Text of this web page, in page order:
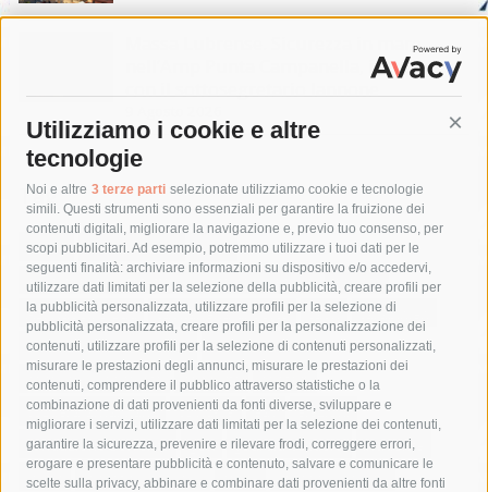
Utilizziamo i cookie e altre
tecnologie
Noi e altre 3 terze parti selezionate utilizziamo cookie e tecnologie
simili. Questi strumenti sono essenziali per garantire la fruizione dei
contenuti digitali, migliorare la navigazione e, previo tuo consenso, per
scopi pubblicitari. Ad esempio, potremmo utilizzare i tuoi dati per le
seguenti finalità: archiviare informazioni su dispositivo e/o accedervi,
utilizzare dati limitati per la selezione della pubblicità, creare profili per
la pubblicità personalizzata, utilizzare profili per la selezione di
pubblicità personalizzata, creare profili per la personalizzazione dei
contenuti, utilizzare profili per la selezione di contenuti personalizzati,
misurare le prestazioni degli annunci, misurare le prestazioni dei
contenuti, comprendere il pubblico attraverso statistiche o la
combinazione di dati provenienti da fonti diverse, sviluppare e
migliorare i servizi, utilizzare dati limitati per la selezione dei contenuti,
garantire la sicurezza, prevenire e rilevare frodi, correggere errori,
erogare e presentare pubblicità e contenuto, salvare e comunicare le
scelte sulla privacy, abbinare e combinare dati provenienti da altre fonti
Massa Lubrense. Sicurezza in mare
nell’Amp Punta Campanella, incontro
Tag
acqua allerta meteo
anas
area marina protetta di punta campanella
arresto
Asl Napoli 3 sud
capitaneria di porto capri
carabinieri
castellammare di stabia
circumvesuviana
comune di sorrento
concerto
contagi
costiera amalfitana
covid-19 eav
elezioni
fondazione sorrento
gori guardia costiera
incidente
lavori
lorenzo balducelli mare
massa lubrense